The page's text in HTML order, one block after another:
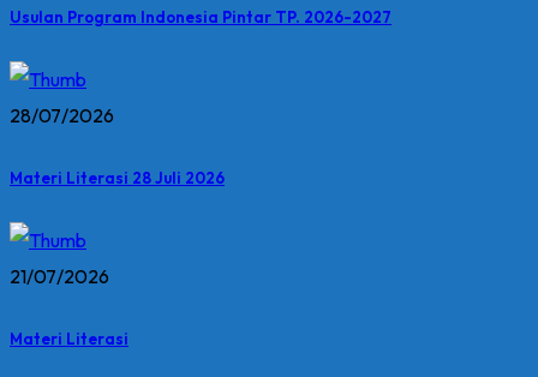
Usulan Program Indonesia Pintar TP. 2026-2027
28/07/2026
Materi Literasi 28 Juli 2026
21/07/2026
Materi Literasi